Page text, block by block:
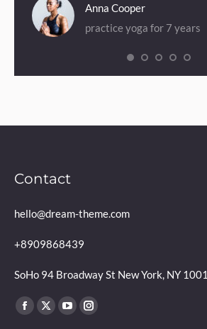
Anna Cooper
practice yoga for 7 years
Contact
hello@dream-theme.com
+8909868439
SoHo 94 Broadway St New York, NY 1001
Finden Sie uns auf:
Facebook
X
YouTubeInstagram